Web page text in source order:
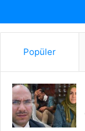
Popüler